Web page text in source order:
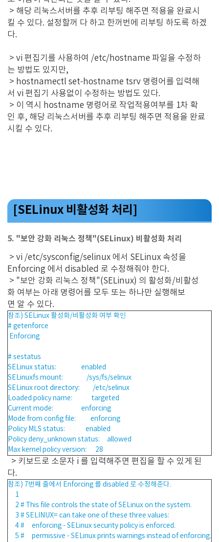
> 해당 리눅스서버를 추후 리부팅 해주면 적용을 완료시
킬 수 있다. 설정할꺼 다 하고 한꺼번에 리부팅 하도록 하겠
다.
> vi 편집기를 사용하여 /etc/hostname 파일을 수정하
는 방법도 있지만,
> hostnamectl set-hostname tsrv 명령어를 입력해
서 vi 편집기 사용없이 수정하는 방법도 있다.
> 이 역시 hostname 명령어로 작업적용여부를 1차 확
인 후, 해당 리눅스서버를 추후 리부팅 해주면 적용을 완료
시킬 수 있다.
[SELinux 비활성화 처리]
5. "보안 강화 리눅스 정책"(SELinux) 비활성화 처리
> vi /etc/sysconfig/selinux 에서 SELinux 속성을
Enforcing 에서 disabled 로 수정해줘야 한다.
> "보안 강화 리눅스 정책"(SELinux) 의 활성화/비활성
화 여부는 아래 명령어를 모두 또는 하나만 실행해보
면 알 수 있다.
참조) SELinux 활성화/비활성화 여부 확인
# getenforce
Enforcing
# sestatus
SELinux status: enabled
SELinuxfs mount: /sys/fs/selinux
SELinux root directory: /etc/selinux
Loaded policy name: targeted
Current mode: enforcing
Mode from config file: enforcing
Policy MLS status: enabled
Policy deny_unknown status: allowed
Max kernel policy version: 28
> 키보드로 소문자 i 를 입력해주면 편집을 할 수 있게 된
다.
참조) 7번째 줄에서 Enforcing 를 disabled 로 수정해준다.
1
2 # This file controls the state of SELinux on the system.
3 # SELINUX= can take one of these three values:
4 # enforcing - SELinux security policy is enforced.
5 # permissive - SELinux prints warnings instead of enforcing.